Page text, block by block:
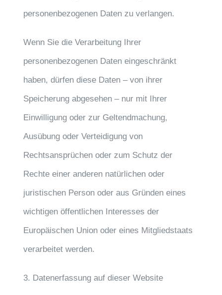
personenbezogenen Daten zu verlangen.
Wenn Sie die Verarbeitung Ihrer
personenbezogenen Daten eingeschränkt
haben, dürfen diese Daten – von ihrer
Speicherung abgesehen – nur mit Ihrer
Einwilligung oder zur Geltendmachung,
Ausübung oder Verteidigung von
Rechtsansprüchen oder zum Schutz der
Rechte einer anderen natürlichen oder
juristischen Person oder aus Gründen eines
wichtigen öffentlichen Interesses der
Europäischen Union oder eines Mitgliedstaats
verarbeitet werden.
3. Datenerfassung auf dieser Website